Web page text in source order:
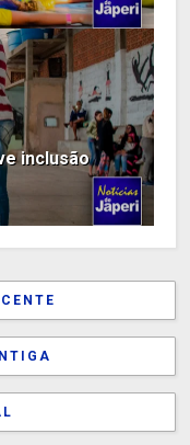
inclusão